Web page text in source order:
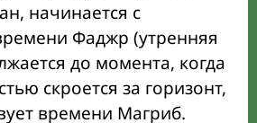
начинается с
Фаджр (утренняя
до момента, когда
скроется за горизонт,
времени Магриб.